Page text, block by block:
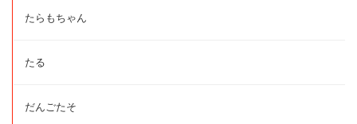
たらもちゃん
たる
だんごたそ